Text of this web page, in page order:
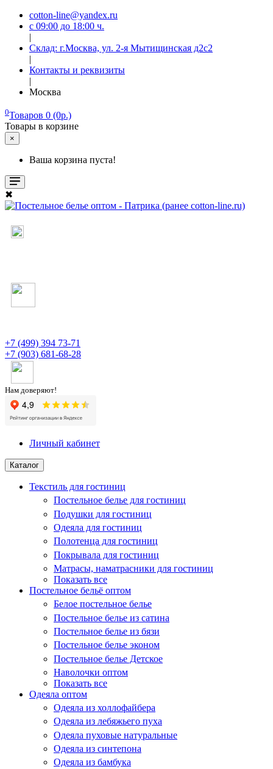
cotton-line@yandex.ru
с 09:00 до 18:00 ч.
|
Склад: г.Москва, ул. 2-я Мытищинская д2с2
|
Контакты и реквизиты
|
Москва
0Товаров 0 (0р.)
Товары в корзине
×
Ваша корзина пуста!
✖
+7 (499) 394 73-71
+7 (903) 681-68-28
Нам доверяют!
Личный кабинет
Каталог
Текстиль для гостиниц
Постельное белье для гостиниц
Подушки для гостиниц
Одеяла для гостиниц
Полотенца для гостиниц
Покрывала для гостиниц
Матрасы, наматрасники для гостиниц
Показать все
Постельное бельё оптом
Белое постельное белье
Постельное белье из сатина
Постельное белье из бязи
Постельное белье эконом
Постельное белье Детское
Наволочки оптом
Показать все
Одеяла оптом
Одеяла из холлофайбера
Одеяла из лебяжьего пуха
Одеяла пуховые натуральные
Одеяла из синтепона
Одеяла из бамбука